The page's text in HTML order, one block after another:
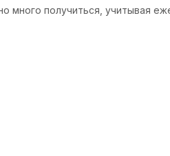
много получиться, учитывая